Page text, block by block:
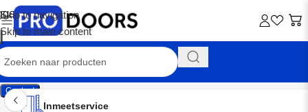
Skip to navigation
Skip to main content
Contact
Inmeetservice
Montageservice
Advies op maat
Showroom
Inmeetservice